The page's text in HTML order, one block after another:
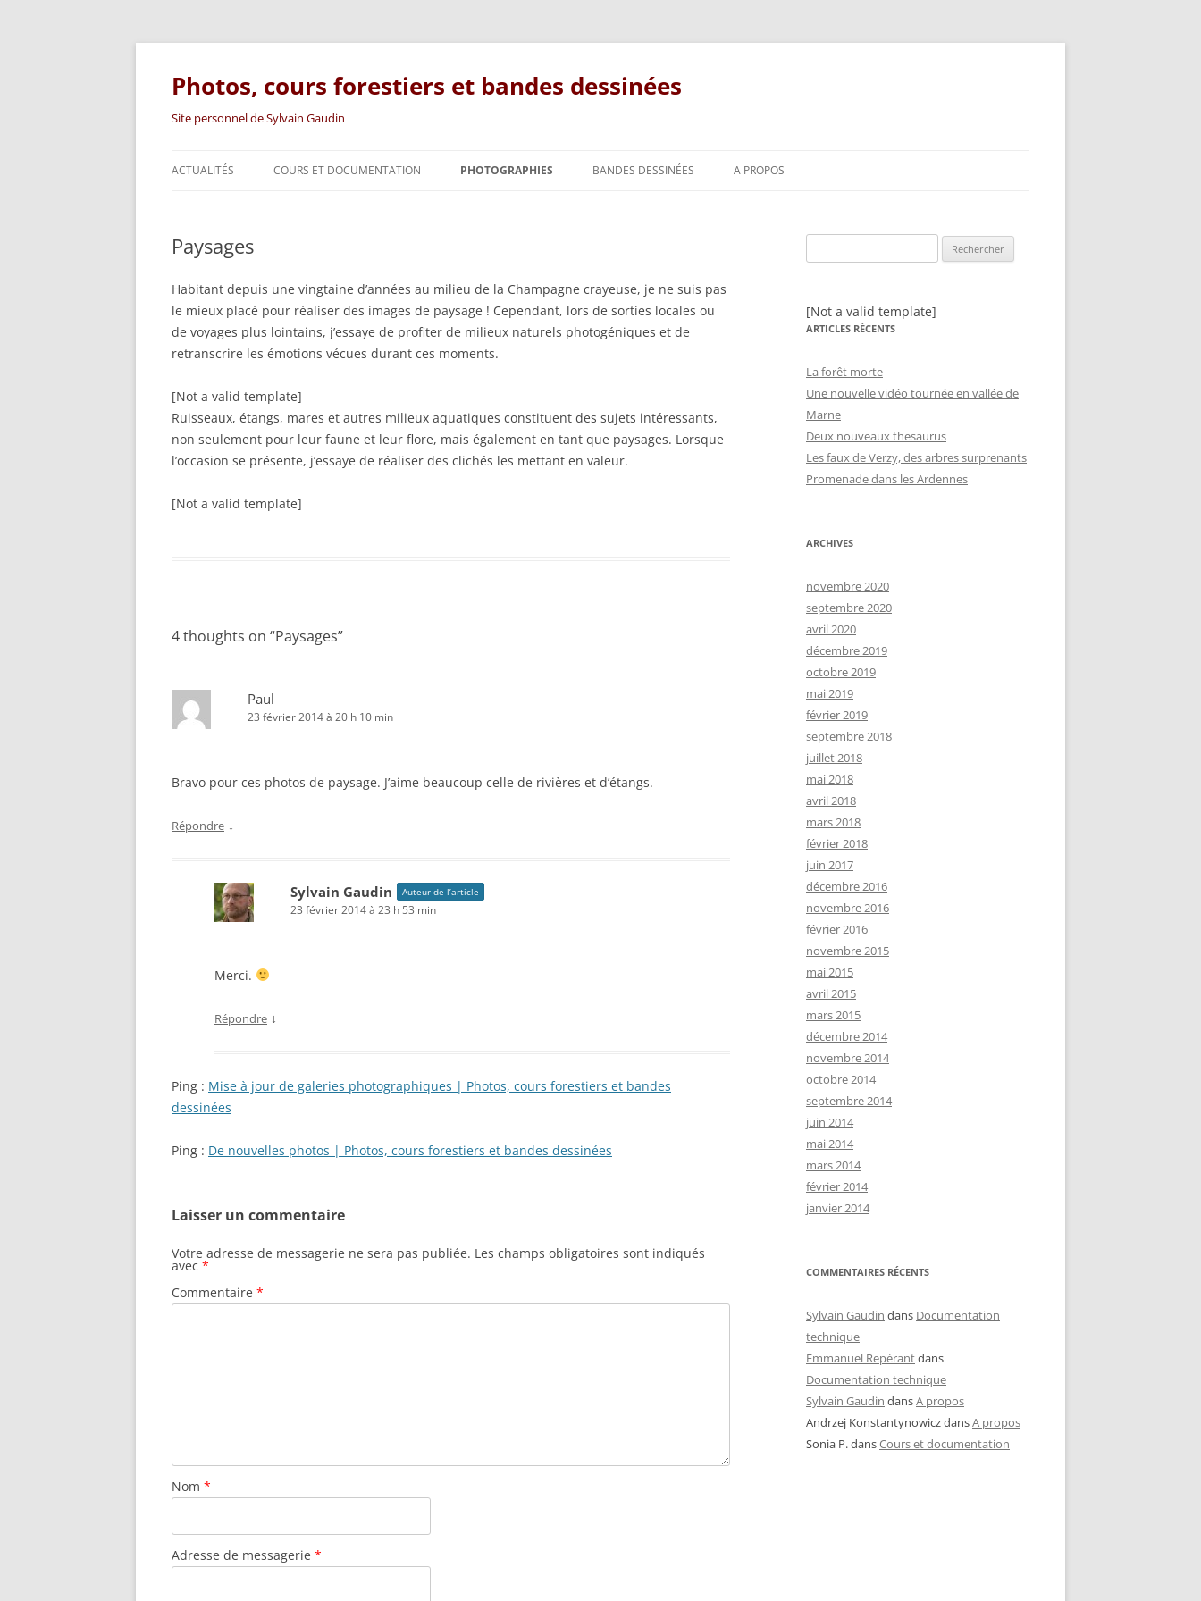
Photos, cours forestiers et bandes dessinées
Site personnel de Sylvain Gaudin
au
ACTUALITÉS COURS ET DOCUMENTATION
ARTICLES
LIVRE
PHOTOGRAPHIES
FORÊTS HIVERNALES
FORÊTS PRINTANIÈRES
FORÊTS NATURELLES FORÊTS VIERGES DE SLOVAQUIE
RÉSERVES BIOLOGIQUES
INTÉGRALES DE FONTAINEBLEAU
DE LA GLACIÈRE.
FLORE PLANTES À FLEUR
LICHENS
INSECTES
OISEAUX
MAMMIFÈRES
BANDES DESSINÉES A PROPOS
Paysages
Habitant depuis une vingtaine d’années au milieu de la Champagne crayeuse, je ne suis pas
le mieux placé pour réaliser des images de paysage ! Cependant, lors de sorties locales ou
de voyages plus lointains, j’essaye de profiter de milieux naturels photogéniques et de
retranscrire les émotions vécues durant ces moments.
[Not a valid template]
Ruisseaux, étangs, mares et autres milieux aquatiques constituent des sujets intéressants,
non seulement pour leur faune et leur flore, mais également en tant que paysages. Lorsque
l’occasion se présente, j’essaye de réaliser des clichés les mettant en valeur.
[Not a valid template]
4 thoughts on “Paysages”
Paul
23 février 2014 à 20 h 10 min
Bravo pour ces photos de paysage. J’aime beaucoup celle de rivières et d’étangs.
Répondre ↓
Sylvain Gaudin Auteur de l’article
23 février 2014 à 23 h 53 min
Merci.
Répondre ↓
Ping : Mise à jour de galeries photographiques | Photos, cours forestiers et bandes
dessinées
Ping : De nouvelles photos | Photos, cours forestiers et bandes dessinées
Laisser un commentaire
Votre adresse de messagerie ne sera pas publiée. Les champs obligatoires sont indiqués
avec *
Commentaire *
Nom *
Adresse de messagerie *
[Not a valid template]
ARTICLES RÉCENTS
La forêt morte
Une nouvelle vidéo tournée en vallée de
Marne
Deux nouveaux thesaurus
Les faux de Verzy, des arbres surprenants
Promenade dans les Ardennes
ARCHIVES
novembre 2020
septembre 2020
avril 2020
décembre 2019
octobre 2019
mai 2019
février 2019
septembre 2018
juillet 2018
mai 2018
avril 2018
mars 2018
février 2018
juin 2017
décembre 2016
novembre 2016
février 2016
novembre 2015
mai 2015
avril 2015
mars 2015
décembre 2014
novembre 2014
octobre 2014
septembre 2014
juin 2014
mai 2014
mars 2014
février 2014
janvier 2014
COMMENTAIRES RÉCENTS
Sylvain Gaudin dans Documentation
technique
Emmanuel Repérantdans
Documentation technique
Sylvain Gaudin dansA propos
Andrzej KonstantynowiczdansA propos
Sonia P.dansCours et documentation